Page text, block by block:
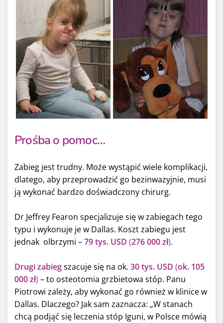
Prośba o pomoc…
Zabieg jest trudny. Może wystąpić wiele komplikacji,
dlatego, aby przeprowadzić go bezinwazyjnie, musi
ją wykonać bardzo doświadczony chirurg.
Dr Jeffrey Fearon specjalizuje się w zabiegach tego
typu i wykonuje je w Dallas. Koszt zabiegu jest
jednak olbrzymi –79 tys. USD (276 000 zł).
Drugi zabiegszacuje się na ok. 30 tys. USD (ok. 105
000 zł) – to osteotomia grzbietowa stóp. Panu
Piotrowi zależy, aby wykonać go również w klinice w
Dallas. Dlaczego? Jak sam zaznacza: „W stanach
chcą podjąć się leczenia stóp Iguni, w Polsce mówią